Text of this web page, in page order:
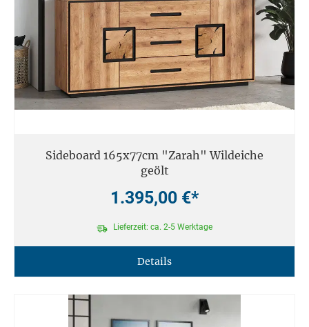
Sideboard 165x77cm "Zarah" Wildeiche
geölt
1.395,00 €*
Lieferzeit: ca. 2-5 Werktage
Details